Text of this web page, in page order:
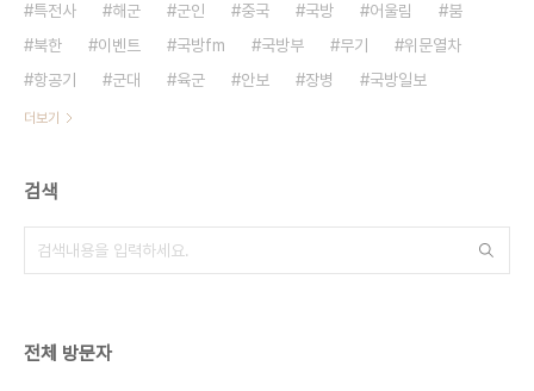
특전사
해군 군인 중국 국방 어울림
붐
북한
이벤트 국방fm 국방부 무기
위문열차
항공기
군대 육군 안보 장병 국방일보
더보기
검색
전체 방문자